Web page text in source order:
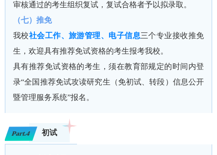
审核通过的考生组织复试，复试合格者予以拟录取。
（七）推免
我校社会工作、旅游管理、电子信息三个专业接收推免
生，欢迎具有推荐免试资格的考生报考我校。
具有推荐免试资格的考生，须在教育部规定的时间内登
录“全国推荐免试攻读研究生（免初试、转段）信息公开
暨管理服务系统”报名。
Part.4 初试